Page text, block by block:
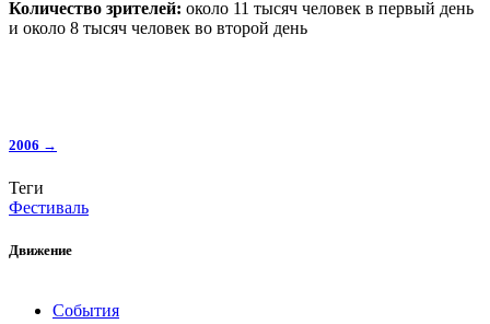
Количество зрителей: около 11 тысяч человек в первый день
и около 8 тысяч человек во второй день
2006 →
Теги
Фестиваль
Движение
События